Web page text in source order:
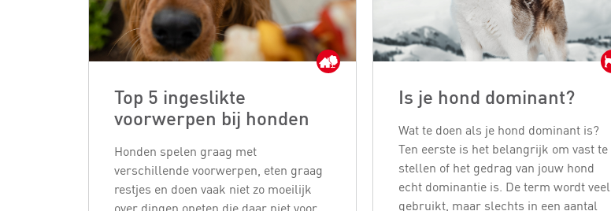
Top 5 ingeslikte
voorwerpen bij honden
Honden spelen graag met
verschillende voorwerpen, eten graag
restjes en doen vaak niet zo moeilijk
Is je hond dominant?
Wat te doen als je hond dominant is?
Ten eerste is het belangrijk om vast te
stellen of het gedrag van jouw hond
echt dominantie is. De term wordt veel
gebruikt, maar slechts in een aantal